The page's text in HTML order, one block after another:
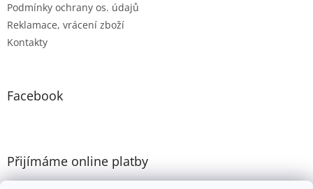
Podmínky ochrany os. údajů
Reklamace, vrácení zboží
Kontakty
Facebook
Přijímáme online platby